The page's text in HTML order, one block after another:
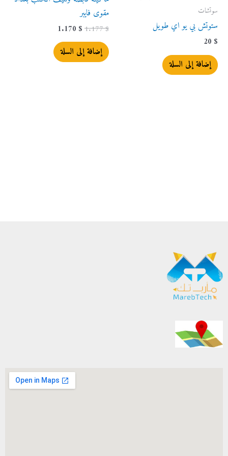
سوتشات
ستوتش بي يو اي طويل
20 $
إضافة إلى السلة
مقوى فايبر
1.177$
1.170 $
إضافة إلى السلة